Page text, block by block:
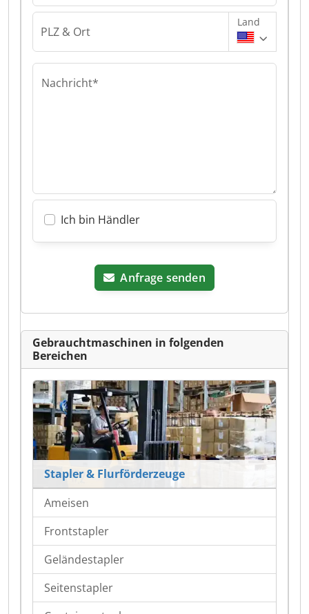
PLZ & Ort
Land
Nachricht*
Ich bin Händler
Anfrage senden
Gebrauchtmaschinen in folgenden
Bereichen
Stapler & Flurförderzeuge
Ameisen
Frontstapler
Geländestapler
Seitenstapler